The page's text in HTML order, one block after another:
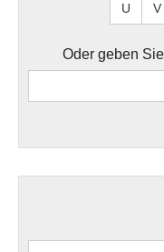
U V
Oder geben